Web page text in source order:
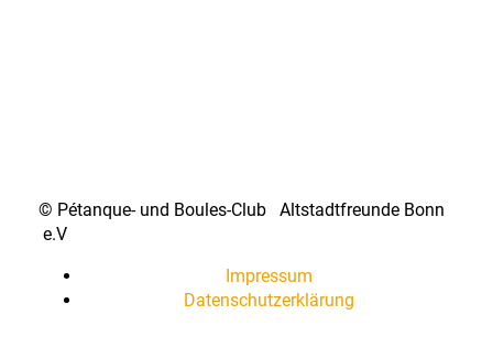
© Pétanque- und Boules-Club Altstadtfreunde Bonn
e.V
Impressum
Datenschutzerklärung